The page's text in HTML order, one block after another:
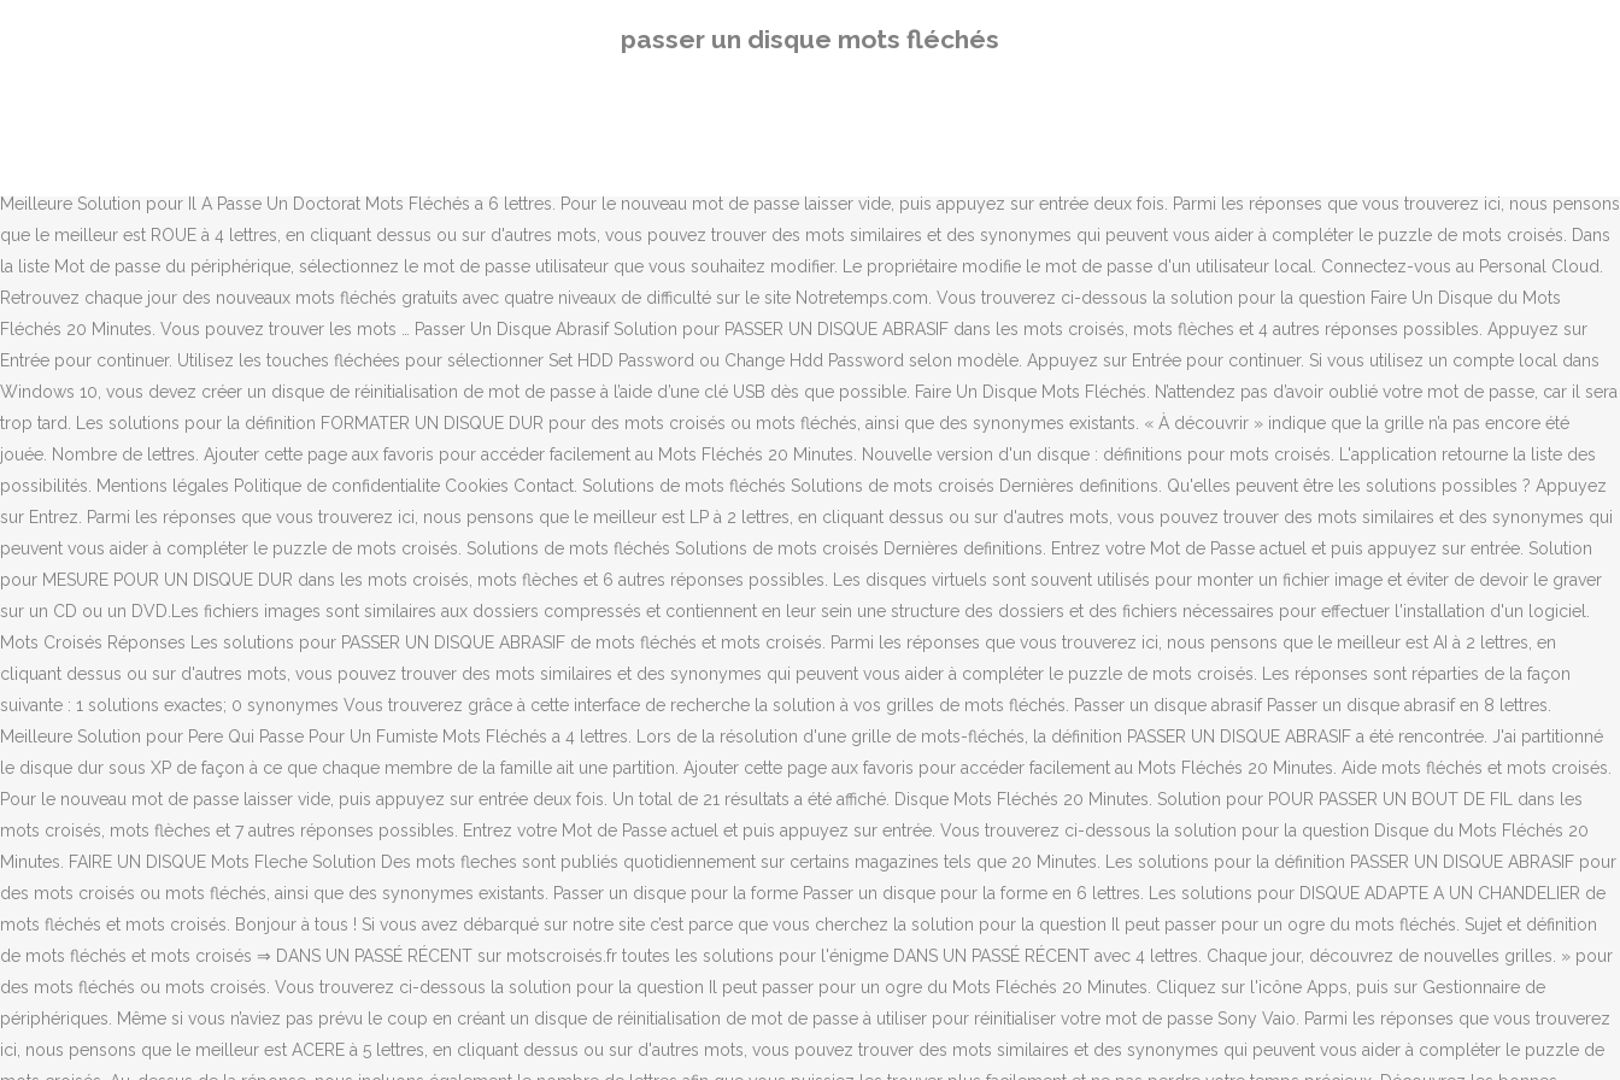
passer un disque mots fléchés
que des synonymes existants. Nous aimerions vous remercier de votre visite. Vous pouvez utiliser ces méthode génialqui passe par le mode sans échec ou des outils de récupération pour réinitialiser le mot
Meilleure Solution pour Il A Passe Un Doctorat Mots Fléchés a 6 lettres. Pour le nouveau mot de passe laisser vide, puis appuyez sur entrée deux fois. Parmi les réponses que vous trouverez ici, nous pensons
que le meilleur est ROUE à 4 lettres, en cliquant dessus ou sur d'autres mots, vous pouvez trouver des mots similaires et des synonymes qui peuvent vous aider à compléter le puzzle de mots croisés. Dans
la liste Mot de passe du périphérique, sélectionnez le mot de passe utilisateur que vous souhaitez modifier. Le propriétaire modifie le mot de passe d'un utilisateur local. Connectez-vous au Personal Cloud.
Retrouvez chaque jour des nouveaux mots fléchés gratuits avec quatre niveaux de difficulté sur le site Notretemps.com. Vous trouverez ci-dessous la solution pour la question Faire Un Disque du Mots
Fléchés 20 Minutes. Vous pouvez trouver les mots … Passer Un Disque Abrasif Solution pour PASSER UN DISQUE ABRASIF dans les mots croisés, mots flèches et 4 autres réponses possibles. Appuyez sur
Entrée pour continuer. Utilisez les touches fléchées pour sélectionner Set HDD Password ou Change Hdd Password selon modèle. Appuyez sur Entrée pour continuer. Si vous utilisez un compte local dans
Windows 10, vous devez créer un disque de réinitialisation de mot de passe à l’aide d’une clé USB dès que possible. Faire Un Disque Mots Fléchés. N’attendez pas d’avoir oublié votre mot de passe, car il sera
trop tard. Les solutions pour la définition FORMATER UN DISQUE DUR pour des mots croisés ou mots fléchés, ainsi que des synonymes existants. « À découvrir » indique que la grille n’a pas encore été
jouée. Nombre de lettres. Ajouter cette page aux favoris pour accéder facilement au Mots Fléchés 20 Minutes. Nouvelle version d'un disque : définitions pour mots croisés. L'application retourne la liste des
possibilités. Mentions légales Politique de confidentialite Cookies Contact. Solutions de mots fléchés Solutions de mots croisés Dernières definitions. Qu'elles peuvent être les solutions possibles ? Appuyez
sur Entrez. Parmi les réponses que vous trouverez ici, nous pensons que le meilleur est LP à 2 lettres, en cliquant dessus ou sur d'autres mots, vous pouvez trouver des mots similaires et des synonymes qui
peuvent vous aider à compléter le puzzle de mots croisés. Solutions de mots fléchés Solutions de mots croisés Dernières definitions. Entrez votre Mot de Passe actuel et puis appuyez sur entrée. Solution
pour MESURE POUR UN DISQUE DUR dans les mots croisés, mots flèches et 6 autres réponses possibles. Les disques virtuels sont souvent utilisés pour monter un fichier image et éviter de devoir le graver
sur un CD ou un DVD.Les fichiers images sont similaires aux dossiers compressés et contiennent en leur sein une structure des dossiers et des fichiers nécessaires pour effectuer l'installation d'un logiciel.
Mots Croisés Réponses Les solutions pour PASSER UN DISQUE ABRASIF de mots fléchés et mots croisés. Parmi les réponses que vous trouverez ici, nous pensons que le meilleur est AI à 2 lettres, en
cliquant dessus ou sur d'autres mots, vous pouvez trouver des mots similaires et des synonymes qui peuvent vous aider à compléter le puzzle de mots croisés. Les réponses sont réparties de la façon
suivante : 1 solutions exactes; 0 synonymes Vous trouverez grâce à cette interface de recherche la solution à vos grilles de mots fléchés. Passer un disque abrasif Passer un disque abrasif en 8 lettres.
Meilleure Solution pour Pere Qui Passe Pour Un Fumiste Mots Fléchés a 4 lettres. Lors de la résolution d'une grille de mots-fléchés, la définition PASSER UN DISQUE ABRASIF a été rencontrée. J'ai partitionné
le disque dur sous XP de façon à ce que chaque membre de la famille ait une partition. Ajouter cette page aux favoris pour accéder facilement au Mots Fléchés 20 Minutes. Aide mots fléchés et mots croisés.
Pour le nouveau mot de passe laisser vide, puis appuyez sur entrée deux fois. Un total de 21 résultats a été affiché. Disque Mots Fléchés 20 Minutes. Solution pour POUR PASSER UN BOUT DE FIL dans les
mots croisés, mots flèches et 7 autres réponses possibles. Entrez votre Mot de Passe actuel et puis appuyez sur entrée. Vous trouverez ci-dessous la solution pour la question Disque du Mots Fléchés 20
Minutes. FAIRE UN DISQUE Mots Fleche Solution Des mots fleches sont publiés quotidiennement sur certains magazines tels que 20 Minutes. Les solutions pour la définition PASSER UN DISQUE ABRASIF pour
des mots croisés ou mots fléchés, ainsi que des synonymes existants. Passer un disque pour la forme Passer un disque pour la forme en 6 lettres. Les solutions pour DISQUE ADAPTE A UN CHANDELIER de
mots fléchés et mots croisés. Bonjour à tous ! Si vous avez débarqué sur notre site c’est parce que vous cherchez la solution pour la question Il peut passer pour un ogre du mots fléchés. Sujet et définition
de mots fléchés et mots croisés ⇒ DANS UN PASSÉ RÉCENT sur motscroisés.fr toutes les solutions pour l'énigme DANS UN PASSÉ RÉCENT avec 4 lettres. Chaque jour, découvrez de nouvelles grilles. » pour
des mots fléchés ou mots croisés. Vous trouverez ci-dessous la solution pour la question Il peut passer pour un ogre du Mots Fléchés 20 Minutes. Cliquez sur l'icône Apps, puis sur Gestionnaire de
périphériques. Même si vous n’aviez pas prévu le coup en créant un disque de réinitialisation de mot de passe à utiliser pour réinitialiser votre mot de passe Sony Vaio. Parmi les réponses que vous trouverez
ici, nous pensons que le meilleur est ACERE à 5 lettres, en cliquant dessus ou sur d'autres mots, vous pouvez trouver des mots similaires et des synonymes qui peuvent vous aider à compléter le puzzle de